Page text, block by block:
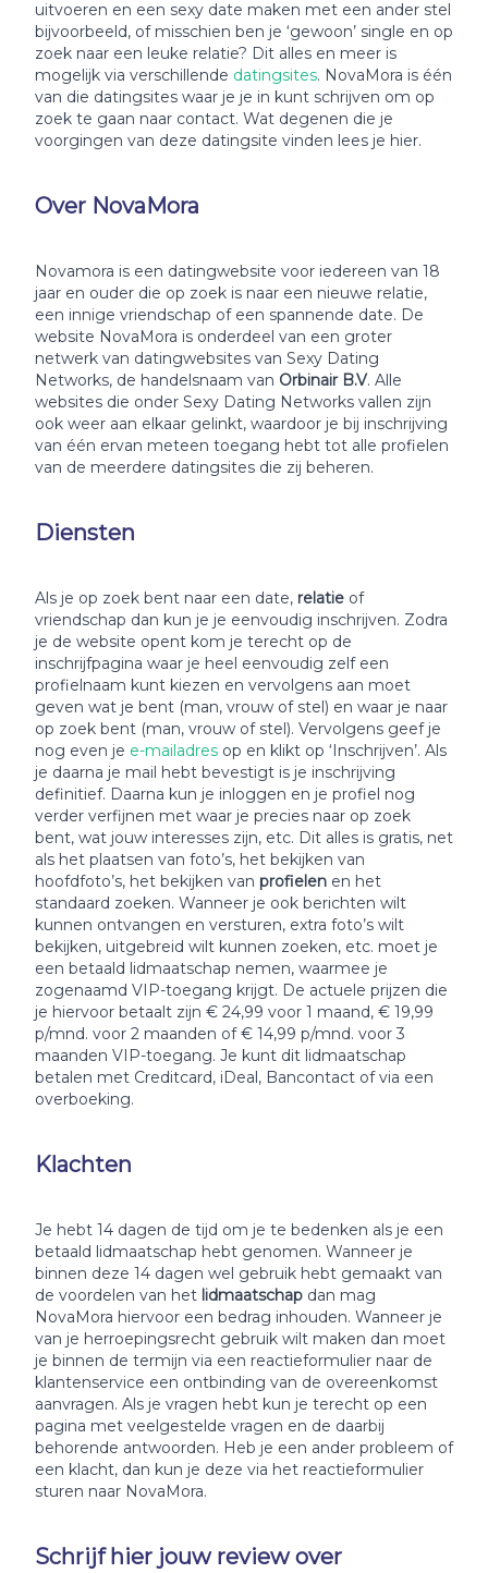
uitvoeren en een sexy date maken met een ander stel
bijvoorbeeld, of misschien ben je ‘gewoon’ single en op
zoek naar een leuke relatie? Dit alles en meer is
mogelijk via verschillende datingsites. NovaMora is één
van die datingsites waar je je in kunt schrijven om op
zoek te gaan naar contact. Wat degenen die je
voorgingen van deze datingsite vinden lees je hier.
Over NovaMora
Novamora is een datingwebsite voor iedereen van 18
jaar en ouder die op zoek is naar een nieuwe relatie,
een innige vriendschap of een spannende date. De
website NovaMora is onderdeel van een groter
netwerk van datingwebsites van Sexy Dating
Networks, de handelsnaam van Orbinair B.V. Alle
websites die onder Sexy Dating Networks vallen zijn
ook weer aan elkaar gelinkt, waardoor je bij inschrijving
van één ervan meteen toegang hebt tot alle profielen
van de meerdere datingsites die zij beheren.
Diensten
Als je op zoek bent naar een date, relatie of
vriendschap dan kun je je eenvoudig inschrijven. Zodra
je de website opent kom je terecht op de
inschrijfpagina waar je heel eenvoudig zelf een
profielnaam kunt kiezen en vervolgens aan moet
geven wat je bent (man, vrouw of stel) en waar je naar
op zoek bent (man, vrouw of stel). Vervolgens geef je
nog even je e-mailadres op en klikt op ‘Inschrijven’. Als
je daarna je mail hebt bevestigt is je inschrijving
definitief. Daarna kun je inloggen en je profiel nog
verder verfijnen met waar je precies naar op zoek
bent, wat jouw interesses zijn, etc. Dit alles is gratis, net
als het plaatsen van foto’s, het bekijken van
hoofdfoto’s, het bekijken van profielen en het
standaard zoeken. Wanneer je ook berichten wilt
kunnen ontvangen en versturen, extra foto’s wilt
bekijken, uitgebreid wilt kunnen zoeken, etc. moet je
een betaald lidmaatschap nemen, waarmee je
zogenaamd VIP-toegang krijgt. De actuele prijzen die
je hiervoor betaalt zijn € 24,99 voor 1 maand, € 19,99
p/mnd. voor 2 maanden of € 14,99 p/mnd. voor 3
maanden VIP-toegang. Je kunt dit lidmaatschap
betalen met Creditcard, iDeal, Bancontact of via een
overboeking.
Klachten
Je hebt 14 dagen de tijd om je te bedenken als je een
betaald lidmaatschap hebt genomen. Wanneer je
binnen deze 14 dagen wel gebruik hebt gemaakt van
de voordelen van het lidmaatschap dan mag
NovaMora hiervoor een bedrag inhouden. Wanneer je
van je herroepingsrecht gebruik wilt maken dan moet
je binnen de termijn via een reactieformulier naar de
klantenservice een ontbinding van de overeenkomst
aanvragen. Als je vragen hebt kun je terecht op een
pagina met veelgestelde vragen en de daarbij
behorende antwoorden. Heb je een ander probleem of
een klacht, dan kun je deze via het reactieformulier
sturen naar NovaMora.
Schrijf hier jouw review over